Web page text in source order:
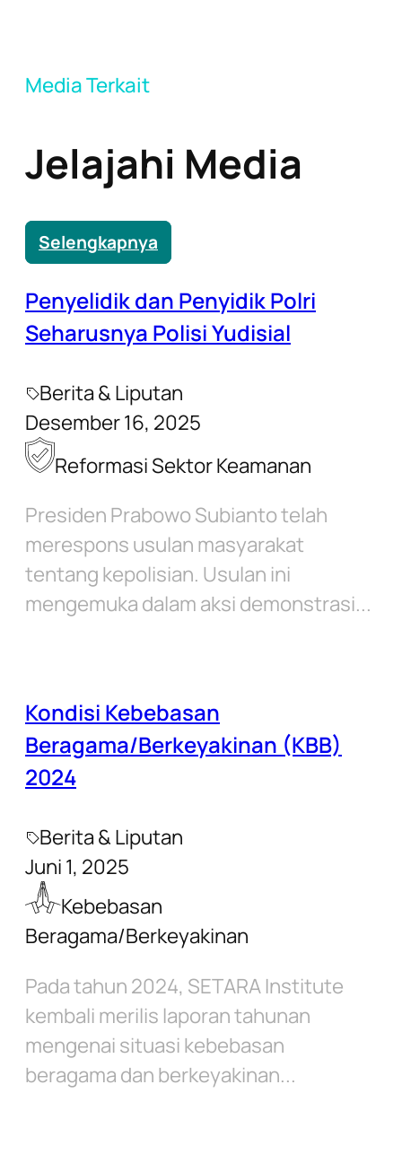
Media Terkait
Jelajahi Media
Selengkapnya
Penyelidik dan Penyidik Polri
Seharusnya Polisi Yudisial
Berita & Liputan
Desember 16, 2025
Reformasi Sektor Keamanan
Presiden Prabowo Subianto telah
merespons usulan masyarakat
tentang kepolisian. Usulan ini
mengemuka dalam aksi demonstrasi...
Kondisi Kebebasan
Beragama/Berkeyakinan (KBB)
2024
Berita & Liputan
Juni 1, 2025
Kebebasan
Beragama/Berkeyakinan
Pada tahun 2024, SETARA Institute
kembali merilis laporan tahunan
mengenai situasi kebebasan
beragama dan berkeyakinan...